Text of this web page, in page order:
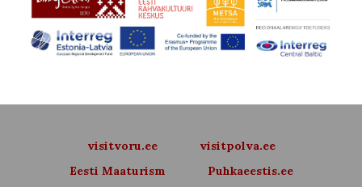
visitvoru.ee
visitpolva.ee
Eesti Maaturism
Puhkaeestis.ee